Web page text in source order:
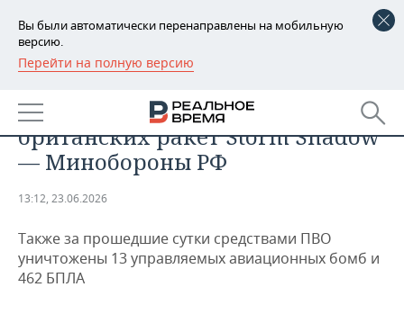
Вы были автоматически перенаправлены на мобильную
версию.
Перейти на полную версию
РЕГИОНЫ
БАШКОРТОСТАН
ТАТАРСТАН
НОВОСТИ
АНАЛИТИКА
ДЕКЛАРАЦИИ О ДОХОДАХ
КОРОЛИ ГОСЗАКАЗА ПФО
НОВОСТИ ЭКОНОМИКИ
ФИНАНСЫ
ПРОМЫШЛЕННОСТЬ
НОВОСТИ
ПРОМЫШЛЕННОСТИ
НЕДВИЖИМОСТЬ
Над Россией сбили пять
британских ракет Storm Shadow
— Минобороны РФ
13:12, 23.06.2026
Также за прошедшие сутки средствами ПВО
уничтожены 13 управляемых авиационных бомб и
462 БПЛА